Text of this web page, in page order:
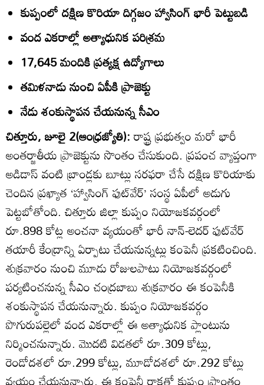
కుప్పంలో దక్షిణ కొరియా దిగ్గజం హ్వాసింగ్‌ భారీ పెట్టుబడి
వంద ఎకరాల్లో అత్యాధునిక పరిశ్రమ
17,645 మందికి ప్రత్యక్ష ఉద్యోగాలు
తమిళనాడు నుంచి ఏపీకి ప్రాజెక్టు
నేడు శంకుస్థాపన చేయనున్న సీఎం
చిత్తూరు, జూలై 2(ఆంధ్రజ్యోతి):రాష్ట్ర ప్రభుత్వం మరో భారీ
అంతర్జాతీయ ప్రాజెక్టును సొంతం చేసుకుంది. ప్రపంచ వ్యాప్తంగా
అడిడాస్‌ వంటి బ్రాండ్లకు బూట్లు సరఫరా చేసే దక్షిణ కొరియాకు
చెందిన ప్రఖ్యాత ‘హ్వాసింగ్‌ ఫుట్‌వేర్‌’ సంస్థ ఏపీలో అడుగు
పెట్టబోతోంది. చిత్తూరు జిల్లా కుప్పం నియోజకవర్గంలో
రూ.898 కోట్ల అంచనా వ్యయంతో భారీ నాన్‌-లెదర్‌ ఫుట్‌వేర్‌
తయారీ కేంద్రాన్ని ఏర్పాటు చేయనున్నట్లు కంపెనీ ప్రకటించింది.
శుక్రవారం నుంచి మూడు రోజులపాటు నియోజకవర్గంలో
పర్యటించనున్న సీఎం చంద్రబాబు శుక్రవారం ఈ కంపెనీకి
శంకుస్థాపన చేయనున్నారు. కుప్పం నియోజకవర్గం
పొగురుపల్లెలో వంద ఎకరాల్లో ఈ అత్యాధునిక ప్లాంటును
నిర్మించనున్నారు. మొదటి విడతలో రూ.309 కోట్లు,
రెండోదశలో రూ.299 కోట్లు, మూడోదశలో రూ.292 కోట్లు